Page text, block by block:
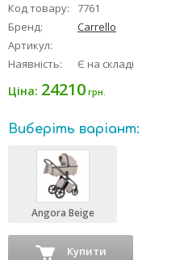
Код товару:
7761
Бренд:
Carrello
Артикул:
Наявність:
Є на складі
Ціна: 24210 грн.
Виберіть варіант:
Angora Beige
Купити